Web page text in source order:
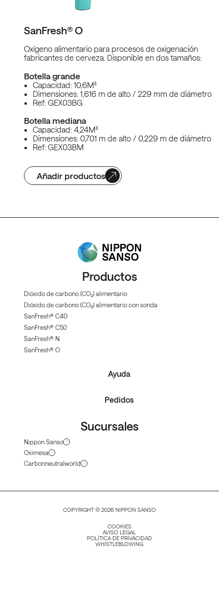
SanFresh® O
Oxígeno alimentario para procesos de oxigenación
fabricantes de cerveza. Disponible en dos tamaños:
Botella grande
Capacidad: 10,6M³
Dimensiones: 1,616 m de alto / 229 mm de diámetro
Ref: GEX03BG
Botella mediana
Capacidad: 4,24M³
Dimensiones: 0,701 m de alto / 0,229 m de diámetro
Ref: GEX03BM
Añadir productos
Productos
Dióxido de carbono (CO₂) alimentario
Dióxido de carbono (CO₂) alimentario con sonda
SanFresh® C40
SanFresh® C50
SanFresh® N
SanFresh® O
Ayuda
Pedidos
Sucursales
Nippon Sanso
Oximesa
Carbonneutralworld
COPYRIGHT © 2026 NIPPON SANSO
COOKIES
AVISO LEGAL
POLÍTICA DE PRIVACIDAD
WHISTLEBLOWING